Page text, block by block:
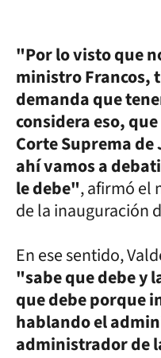
"Por lo visto que
ministro Francos,
demanda que
considera eso,
Corte Suprema
ahí vamos a
le debe", afirmó el
de la inauguración
En ese sentido,
"sabe que debe y
que debe porque
hablando el
administrador de